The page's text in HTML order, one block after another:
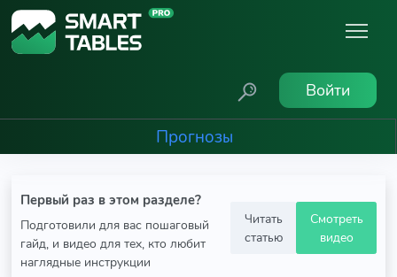
Войти
Прогнозы
Первый раз в этом разделе?
Подготовили для вас пошаговый
гайд, и видео для тех, кто любит
наглядные инструкции
Читать
статью
Смотреть
видео